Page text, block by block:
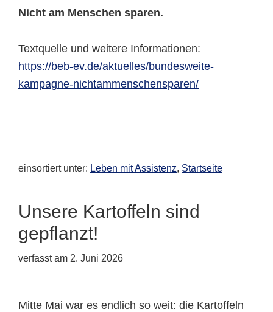
Nicht am Menschen sparen.
Textquelle und weitere Informationen:
https://beb-ev.de/aktuelles/bundesweite-
kampagne-nichtammenschensparen/
einsortiert unter: Leben mit Assistenz, Startseite
Unsere Kartoffeln sind
gepflanzt!
verfasst am 2. Juni 2026
Mitte Mai war es endlich so weit: die Kartoffeln